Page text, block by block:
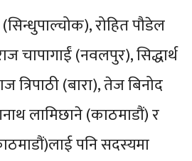
रोहित पौडेल
चापागाईं (नवलपुर), सिद्धार्थ
त्रिपाठी (बारा), तेज बिनोद
लामिछाने (काठमाडौं) र
पनि सदस्यमा